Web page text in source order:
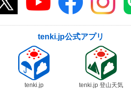
tenki.jp公式アプリ
tenki.jp tenki.jp 登山天気